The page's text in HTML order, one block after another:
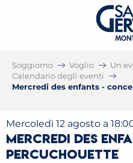
Soggiorno Voglio
Un
Calendario degli eventi
Mercredi des enfants -
Mercoledì 12 agosto a
Mercredi des
percuchouette